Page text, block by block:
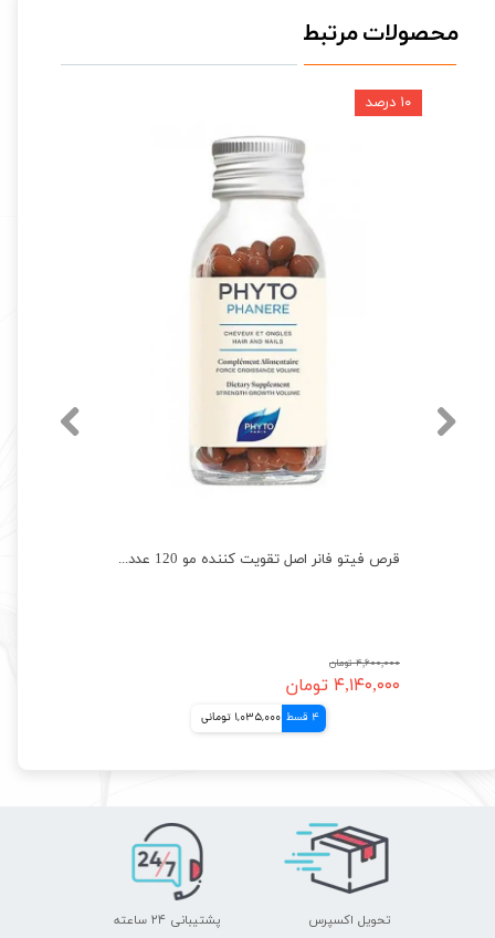
محصولات مرتبط
قرص فیتو فانر اصل تقویت کننده مو 120 عددی PHYTO PHANERE
۴,۶۰۰,۰۰۰ تومان
۴,۱۴۰,۰۰۰ تومان
4 قسط 1,035,000 تومانی
۱۰ درصد
تحویل اکسپرس پشتیبانی ۲۴ ساعته